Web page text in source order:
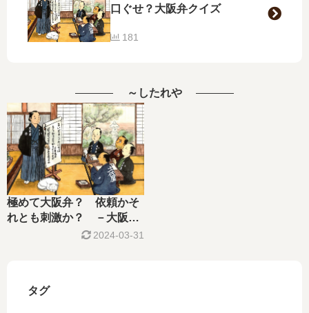
口ぐせ？大阪弁クイズ
181
～したれや
極めて大阪弁？ 依頼かそ
れとも刺激か？ －大阪方
2024-03-31
タグ